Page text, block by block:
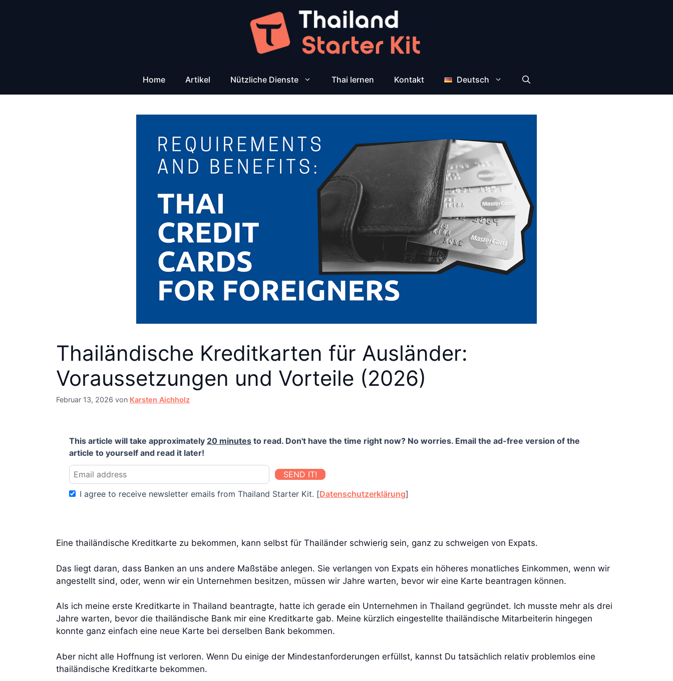
Home Artikel Nützliche Dienste Thai lernen Kontakt Deutsch
Thailändische Kreditkarten für Ausländer:
Voraussetzungen und Vorteile (2026)
Februar 13, 2026 von Karsten Aichholz
This article will take approximately 20 minutes to read. Don't have the time right now? No worries. Email the ad-free version of the
article to yourself and read it later!
SEND IT!
I agree to receive newsletter emails from Thailand Starter Kit. [Datenschutzerklärung]
Eine thailändische Kreditkarte zu bekommen, kann selbst für Thailänder schwierig sein, ganz zu schweigen von Expats.
Das liegt daran, dass Banken an uns andere Maßstäbe anlegen. Sie verlangen von Expats ein höheres monatliches Einkommen, wenn wir
angestellt sind, oder, wenn wir ein Unternehmen besitzen, müssen wir Jahre warten, bevor wir eine Karte beantragen können.
Als ich meine erste Kreditkarte in Thailand beantragte, hatte ich gerade ein Unternehmen in Thailand gegründet. Ich musste mehr als drei
Jahre warten, bevor die thailändische Bank mir eine Kreditkarte gab. Meine kürzlich eingestellte thailändische Mitarbeiterin hingegen
konnte ganz einfach eine neue Karte bei derselben Bank bekommen.
Aber nicht alle Hoffnung ist verloren. Wenn Du einige der Mindestanforderungen erfüllst, kannst Du tatsächlich relativ problemlos eine
thailändische Kreditkarte bekommen.